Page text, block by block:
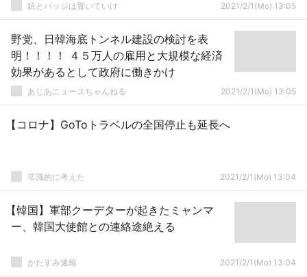
銃とバッジは置いていけ 2021/2/1(Mo) 13:05
野党、日韓海底トンネル建設の検討を表
明！！！！ ４５万人の雇用と大規模な経済
効果があるとして政府に働きかけ
あじあニュースちゃんねる 2021/2/1(Mo) 13:05
【コロナ】GoToトラベルの全国停止も延長へ
常識的に考えた 2021/2/1(Mo) 13:04
【韓国】軍部クーデターが起きたミャンマ
ー、韓国大使館との連絡途絶える
かたすみ速報 2021/2/1(Mo) 13:04